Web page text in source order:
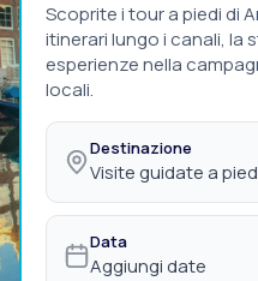
Scoprite i tour a piedi di
itinerari lungo i canali, la
esperienze nella
locali.
Destinazione
Visite guidate a
Data
Aggiungi date